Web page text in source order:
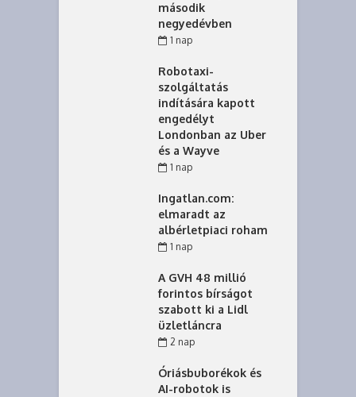
második
negyedévben
1 nap
Robotaxi-
szolgáltatás
indítására kapott
engedélyt
Londonban az Uber
és a Wayve
1 nap
Ingatlan.com:
elmaradt az
albérletpiaci roham
1 nap
A GVH 48 millió
forintos bírságot
szabott ki a Lidl
üzletláncra
2 nap
Óriásbuborékok és
AI-robotok is